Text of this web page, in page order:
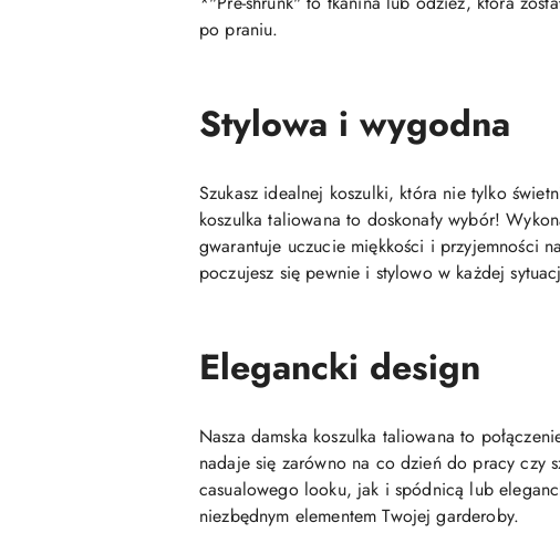
po praniu.
Stylowa i wygodna
Szukasz idealnej koszulki, która nie tylko
koszulka taliowana to doskonały wybór!
gwarantuje uczucie miękkości i przyjemności
poczujesz się pewnie i stylowo w każdej
Elegancki design
Nasza damska koszulka taliowana to
nadaje się zarówno na co dzień do pracy czy
casualowego looku, jak i spódnicą lub
niezbędnym elementem Twojej garderoby.